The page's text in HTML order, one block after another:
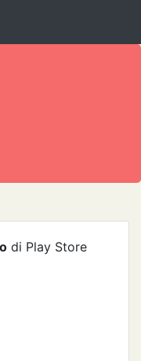
di Play Store